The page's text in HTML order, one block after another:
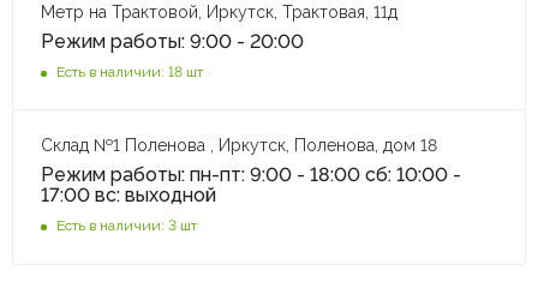
Метр на Трактовой, Иркутск, Трактовая, 11д
Режим работы: 9:00 - 20:00
Есть в наличии: 18 шт
Склад №1 Поленова , Иркутск, Поленова, дом 18
Режим работы: пн-пт: 9:00 - 18:00 сб: 10:00 -
17:00 вс: выходной
Есть в наличии: 3 шт